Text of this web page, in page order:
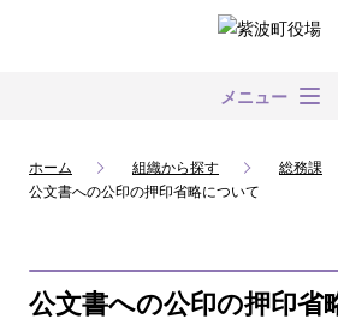
メニュー
ホーム 組織から探す 総務課
公文書への公印の押印省略について
公文書への公印の押印省